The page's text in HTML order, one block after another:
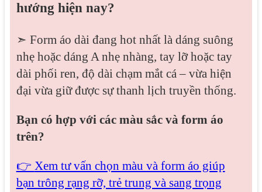
hướng hiện nay?
➣ Form áo dài đang hot nhất là dáng suông
nhẹ hoặc dáng A nhẹ nhàng, tay lỡ hoặc tay
dài phối ren, độ dài chạm mắt cá – vừa hiện
đại vừa giữ được sự thanh lịch truyền thống.
Bạn có hợp với các màu sắc và form áo
trên?
👉 Xem tư vấn chọn màu và form áo giúp
bạn trông rạng rỡ, trẻ trung và sang trọng